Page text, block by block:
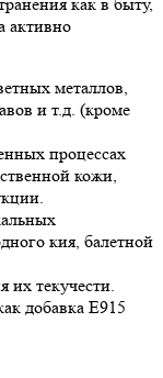
активно
металлов,
и т.д. (кроме
процессах
кожи,
кия, балетной
их текучести.
добавка Е915